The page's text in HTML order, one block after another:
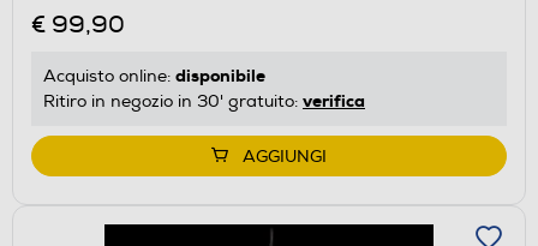
€ 99,90
Acquisto online: disponibile
Ritiro in negozio in 30' gratuito: verifica
AGGIUNGI